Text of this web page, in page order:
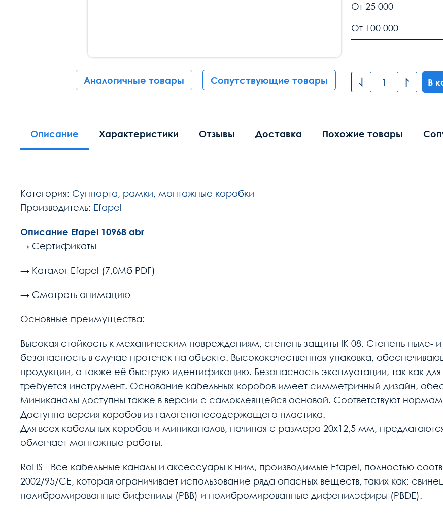
Аналогичные товары Сопутствующие товары
От 25 000
От 100 000
В
Описание Характеристики Отзывы Доставка Похожие товары
Категория: Суппорта, рамки, монтажные коробки
Производитель: Efapel
Описание Efapel 10968 abr
→ Сертификаты
→ Каталог Efapel (7,0Мб PDF)
→ Смотреть анимацию
Основные преимущества:
Высокая стойкость к механическим повреждениям, степень защиты IK 08. Степень пыле-
безопасность в случае протечек на объекте. Высококачественная упаковка,
продукции, а также её быструю идентификацию. Безопасность эксплуатации, так как
требуется инструмент. Основание кабельных коробов имеет симметричный дизайн,
Миниканалы доступны также в версии с самоклеящейся основой. Соответствуют
Доступна версия коробов из галогенонесодержащего пластика.
Для всех кабельных коробов и миниканалов, начиная с размера 20х12,5 мм,
облегчает монтажные работы.
RoHS - Все кабельные каналы и аксессуары к ним, производимые Efapel, полностью
2002/95/CE, которая ограничивает использование ряда опасных веществ, таких как:
полибромированные бифенилы (PBB) и полибромированные дифенилэфиры (PBDE).